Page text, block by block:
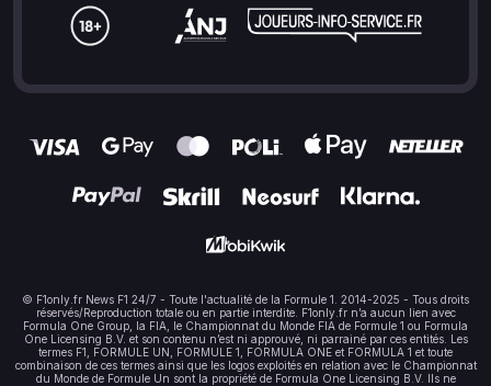
© F1only.fr News F1 24/7 - Toute l'actualité de la Formule 1. 2014-2025 - Tous droits
réservés/Reproduction totale ou en partie interdite. F1only.fr n’a aucun lien avec
Formula One Group, la FIA, le Championnat du Monde FIA de Formule 1 ou Formula
One Licensing B.V. et son contenu n’est ni approuvé, ni parrainé par ces entités. Les
termes F1, FORMULE UN, FORMULE 1, FORMULA ONE et FORMULA 1 et toute
combinaison de ces termes ainsi que les logos exploités en relation avec le Championnat
du Monde de Formule Un sont la propriété de Formula One Licensing B.V. Ils ne